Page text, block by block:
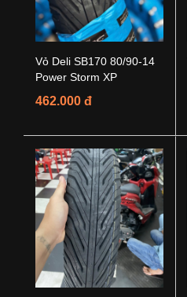
Vỏ Deli SB170 80/90-14
Power Storm XP
462.000 đ